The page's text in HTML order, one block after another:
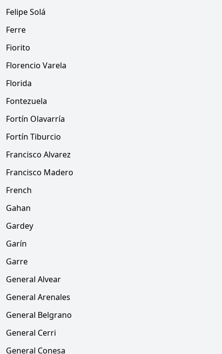
Felipe Solá
Ferre
Fiorito
Florencio Varela
Florida
Fontezuela
Fortín Olavarría
Fortín Tiburcio
Francisco Alvarez
Francisco Madero
French
Gahan
Gardey
Garín
Garre
General Alvear
General Arenales
General Belgrano
General Cerri
General Conesa